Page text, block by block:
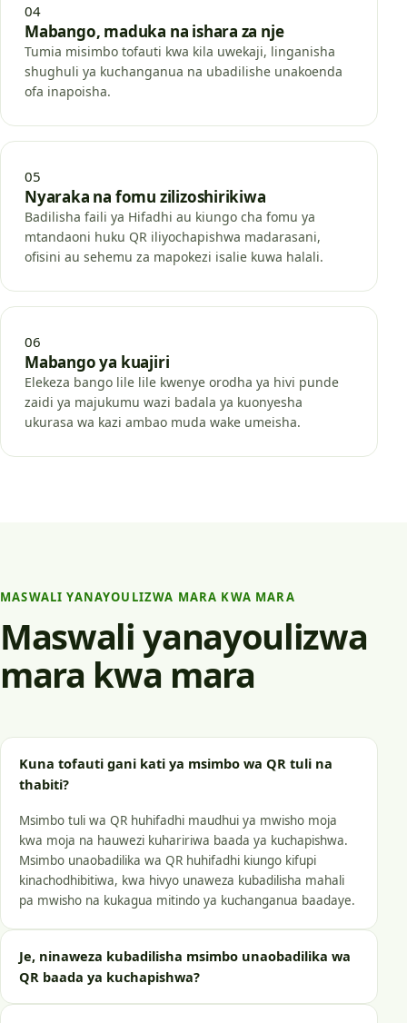
04
Mabango, maduka na ishara za nje
Tumia misimbo tofauti kwa kila uwekaji, linganisha
shughuli ya kuchanganua na ubadilishe unakoenda
ofa inapoisha.
05
Nyaraka na fomu zilizoshirikiwa
Badilisha faili ya Hifadhi au kiungo cha fomu ya
mtandaoni huku QR iliyochapishwa madarasani,
ofisini au sehemu za mapokezi isalie kuwa halali.
06
Mabango ya kuajiri
Elekeza bango lile lile kwenye orodha ya hivi punde
zaidi ya majukumu wazi badala ya kuonyesha
ukurasa wa kazi ambao muda wake umeisha.
MASWALI YANAYOULIZWA MARA KWA MARA
Maswali yanayoulizwa
mara kwa mara
Kuna tofauti gani kati ya msimbo wa QR tuli na
thabiti?
Msimbo tuli wa QR huhifadhi maudhui ya mwisho moja
kwa moja na hauwezi kuhaririwa baada ya kuchapishwa.
Msimbo unaobadilika wa QR huhifadhi kiungo kifupi
kinachodhibitiwa, kwa hivyo unaweza kubadilisha mahali
pa mwisho na kukagua mitindo ya kuchanganua baadaye.
Je, ninaweza kubadilisha msimbo unaobadilika wa
QR baada ya kuchapishwa?